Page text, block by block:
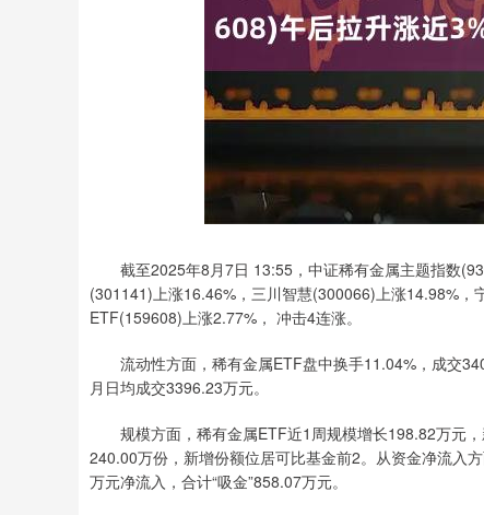
截至2025年8月7日 13:55，中证稀有金属主题指数
(301141)上涨16.46%，三川智慧(300066)上涨14.98%
ETF(159608)上涨2.77%， 冲击4连涨。
流动性方面，稀有金属ETF盘中换手11.04%，成交
月日均成交3396.23万元。
规模方面，稀有金属ETF近1周规模增长198.82万元，
240.00万份，新增份额位居可比基金前2。从资金净流入
万元净流入，合计“吸金”858.07万元。